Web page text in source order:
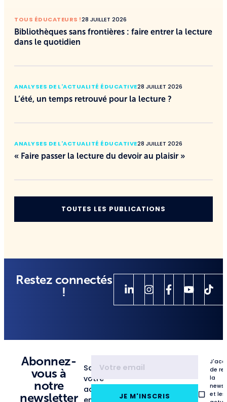
TOUS ÉDUCATEURS !28 JUILLET 2026
Bibliothèques sans frontières : faire entrer la lecture
dans le quotidien
ANALYSES DE L'ACTUALITÉ ÉDUCATIVE28 JUILLET 2026
L’été, un temps retrouvé pour la lecture ?
ANALYSES DE L'ACTUALITÉ ÉDUCATIVE28 JUILLET 2026
« Faire passer la lecture du devoir au plaisir »
TOUTES LES PUBLICATIONS
Restez connectés
!
Abonnez-
vous à
notre
newsletter
Saisissez
votre
adresse
email
JE M'INSCRIS
de
la
et les